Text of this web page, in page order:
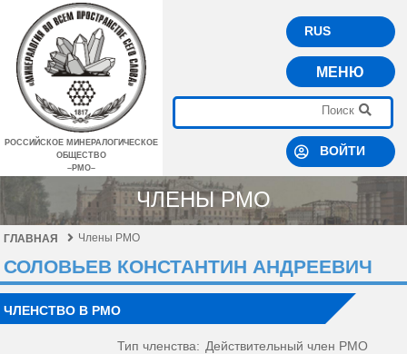
РОССИЙСКОЕ МИНЕРАЛОГИЧЕСКОЕ
ОБЩЕСТВО
–РМО–
RUS
МЕНЮ
ВОЙТИ
ЧЛЕНЫ РМО
ГЛАВНАЯ Члены РМО
СОЛОВЬЕВ КОНСТАНТИН АНДРЕЕВИЧ
ЧЛЕНСТВО В РМО
Тип членства: Действительный член РМО